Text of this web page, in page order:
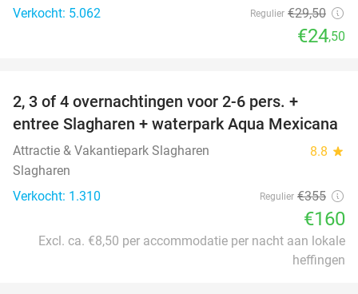
Verkocht: 5.062
Regulier €29,50
€24,50
2, 3 of 4 overnachtingen voor 2-6 pers. +
entree Slagharen + waterpark Aqua Mexicana
Attractie & Vakantiepark Slagharen 8.8 star
Slagharen
Verkocht: 1.310
Regulier €355
€160
Excl. ca. €8,50 per accommodatie per nacht aan lokale
heffingen